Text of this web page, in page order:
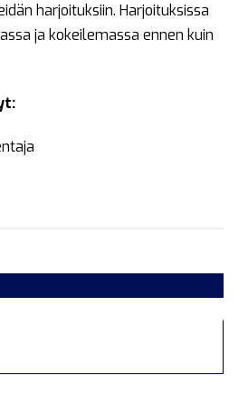
harjoituksiin. Harjoituksissa
ja kokeilemassa ennen kuin